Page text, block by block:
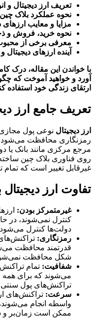
تعریف ارز دیجیتال و
نحوه عملکرد بلاک
مزایا و معایب ارزهای
نحوه خرید، فروش و
معرفی برخی از
آینده ارزهای دیجیتال
با خواندن این مقاله، درک
آورد و خواهید آموخت که
ارتقای زندگی خود استفاده
تعریف جامع ارز
ارز دیجیتال نوعی پول مجازی
رمزنگاری محافظت می‌شود
مرجع مرکزی مانند بانک یا
روی فناوری بلاک چین
غیرقابل تغییر است که
تفاوت ارز
غیرمتمرکز بودن:
کنترل نمی‌شوند، در
دولت‌ها کنترل
رمزنگاری: تراکنش‌های
قدرتمند محافظت
شکل محافظت
شفافیت: تمام
می‌شوند که برای همه
تراکنش‌های پول
سرعت: تراکنش‌های
واسطه انجام
ممکن است زمان‌بر و